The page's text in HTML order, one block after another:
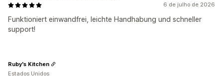
6 de julho de 2026
Funktioniert einwandfrei, leichte Handhabung und schneller
support!
Ruby's Kitchen
Estados Unidos